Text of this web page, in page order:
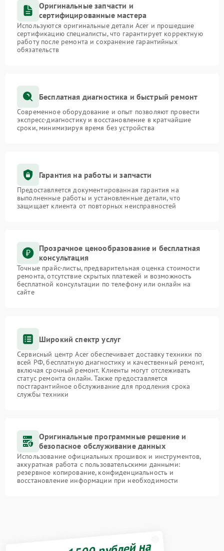
Оригинальные запчасти и
сертифицированные мастера
Используются оригинальные детали Acer и прошедшие
сертификацию специалисты, что гарантирует корректную
работу после ремонта и сохранение гарантийных
обязательств
Бесплатная диагностика и быстрый ремонт
Современное оборудование и опыт позволяют провести
экспресс-диагностику и восстановление в кратчайшие
сроки, минимизируя время без устройства
Гарантия на работы и запчасти
Предоставляется документированная гарантия на
выполненные работы и установленные детали, что
защищает клиента от повторных неисправностей
Прозрачное ценообразование и бесплатная
консультация
Точные прайс-листы, предварительная оценка стоимости
ремонта, отсутствие скрытых платежей и возможность
бесплатной консультации по телефону или онлайн на
сайте
Широкий спектр услуг
Сервисный центр Acer обеспечивает доставку техники по
всей РФ, бесплатную диагностику и качественный ремонт,
включая срочный ремонт. Клиенты могут отслеживать
статус ремонта онлайн. Также предоставляется
постгарантийное обслуживание для продления срока
службы техники
Оригинальные программные решение и
безопасное обслуживание данных
Использование официальных прошивок и инструментов,
аккуратная работа с пользовательскими данными:
резервное копирование, конфиденциальность и
восстановление информации при необходимости